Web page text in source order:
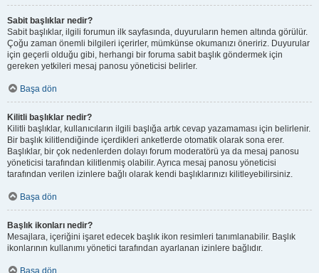
Sabit başlıklar nedir?
Sabit başlıklar, ilgili forumun ilk sayfasında, duyuruların hemen altında görülür.
Çoğu zaman önemli bilgileri içerirler, mümkünse okumanızı öneririz. Duyurular
için geçerli olduğu gibi, herhangi bir foruma sabit başlık göndermek için
gereken yetkileri mesaj panosu yöneticisi belirler.
Başa dön
Kilitli başlıklar nedir?
Kilitli başlıklar, kullanıcıların ilgili başlığa artık cevap yazamaması için belirlenir.
Bir başlık kilitlendiğinde içerdikleri anketlerde otomatik olarak sona erer.
Başlıklar, bir çok nedenlerden dolayı forum moderatörü ya da mesaj panosu
yöneticisi tarafından kilitlenmiş olabilir. Ayrıca mesaj panosu yöneticisi
tarafından verilen izinlere bağlı olarak kendi başlıklarınızı kilitleyebilirsiniz.
Başa dön
Başlık ikonları nedir?
Mesajlara, içeriğini işaret edecek başlık ikon resimleri tanımlanabilir. Başlık
ikonlarının kullanımı yönetici tarafından ayarlanan izinlere bağlıdır.
Başa dön